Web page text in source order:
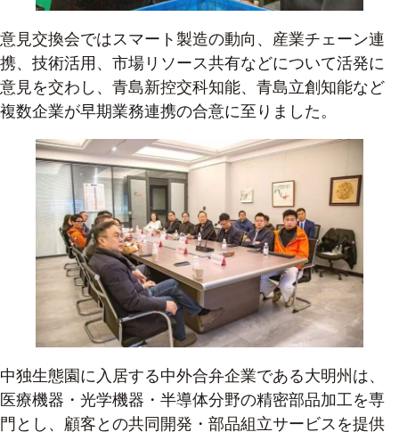
意見交換会ではスマート製造の動向、産業チェーン連
携、技術活用、市場リソース共有などについて活発に
意見を交わし、青島新控交科知能、青島立創知能など
複数企業が早期業務連携の合意に至りました。
中独生態園に入居する中外合弁企業である大明州は、
医療機器・光学機器・半導体分野の精密部品加工を専
門とし、顧客との共同開発・部品組立サービスを提供